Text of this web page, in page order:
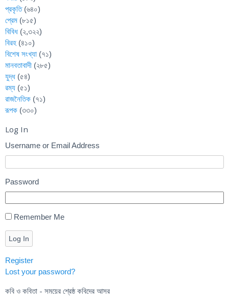
প্রকৃতি(৬৪০)
প্রেম (৮১৫)
বিবিধ (২,৩২২)
বিরহ (৪১০)
বিশেষ সংখ্যা (৭১)
মানবতাবাদী (২৮৫)
যুদ্ধ (৫৪)
রম্য (৫১)
রাজনৈতিক (৭১)
রূপক (৩৩০)
Log In
Username or Email Address
Password
Remember Me
Log In
Register
Lost your password?
কবি ও কবিতা - সময়ের শ্রেষ্ঠ কবিদের আসর